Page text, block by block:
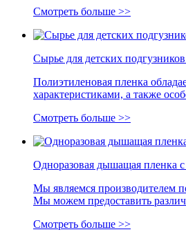
Смотреть больше >>
Сырье для детских
Полиэтиленовая пленка
характеристиками, а также
Смотреть больше >>
Одноразовая дышащая пленка
Мы являемся производителем
Мы можем предоставить
Смотреть больше >>